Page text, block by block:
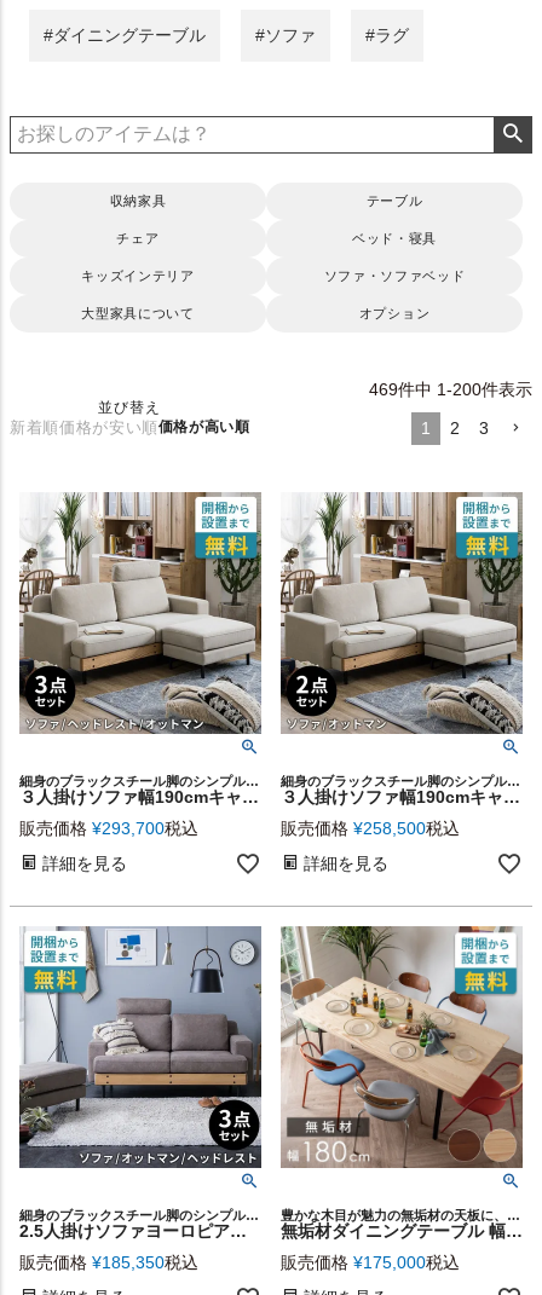
#ダイニングテーブル #ソファ #ラグ
収納家具 テーブル
チェア ベッド・寝具
キッズインテリア ソファ・ソファベッド
大型家具について オプション
並び替え
新着順価格が安い順価格が高い順
469件中 1-200件表示
1
2 3
細身のブラックスチール脚のシンプルデザインで、どんなインテリアにも馴染みやすい3人掛けソファと、ヘッドレスト、オットマンの3点セット
３人掛けソファ幅190cmキャンバスアイボリー ソファ・ヘッドレスト・オットマンフルセット [stc-94867-iv]
販売価格 ¥293,700税込
詳細を見る
細身のブラックスチール脚のシンプルデザインで、どんなインテリアにも馴染みやすい3人掛けソファとオットマンのセット
３人掛けソファ幅190cmキャンバスアイボリー ソファ・オットマンセット[stc-94867-o-iv]
販売価格 ¥258,500税込
詳細を見る
細身のブラックスチール脚のシンプルデザインで、どんなインテリアにも馴染みやすい2.5人掛けソファとヘッドレスト、オットマンのセット
2.5人掛けソファヨーロピアングレー ソファ・ヘッドレスト・オットマンフルセット [stc-94870-gy]
販売価格 ¥185,350税込
豊かな木目が魅力の無垢材の天板に、シャープなスチール脚を組み合わせたダイニングテーブル
無垢材ダイニングテーブル 幅180cm［チャイニーズウォルナット / アッシュ］[stc-672]
販売価格 ¥175,000税込